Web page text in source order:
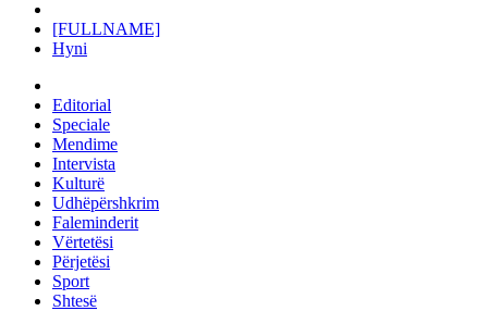
[FULLNAME]
Hyni
Editorial
Speciale
Mendime
Intervista
Kulturë
Udhëpërshkrim
Faleminderit
Vërtetësi
Përjetësi
Sport
Shtesë